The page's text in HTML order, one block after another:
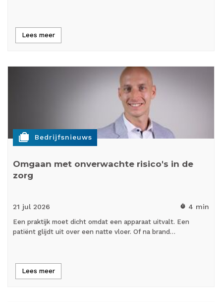
Lees meer
cases Bedrijfsnieuws
Omgaan met onverwachte risico's in de
zorg
21 jul 2026 timer 4 min
Een praktijk moet dicht omdat een apparaat uitvalt. Een
patiënt glijdt uit over een natte vloer. Of na brand…
Lees meer